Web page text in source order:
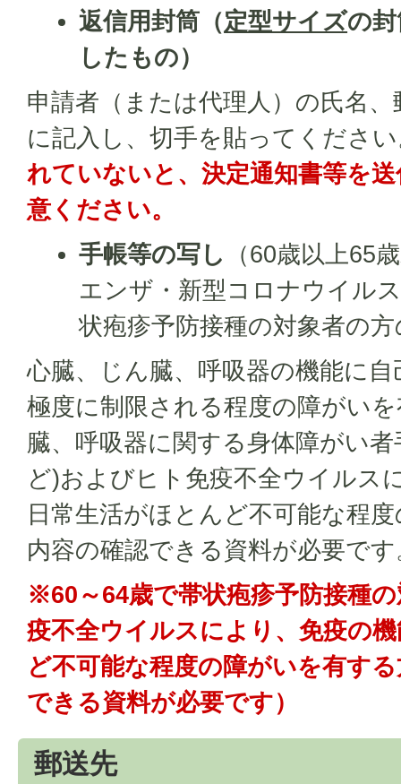
返信用封筒（定型サイズの
したもの）
申請者（または代理人）の氏名
に記入し、切手を貼ってくださ
れていないと、決定通知書等を
意ください。
手帳等の写し
（60歳以上65
エンザ・新型コロナウイル
状疱疹予防接種の対象者の
心臓、じん臓、呼吸器の機能に
極度に制限される程度の障がい
臓、呼吸器に関する身体障がい
ど)およびヒト免疫不全ウイルス
日常生活がほとんど不可能な程
内容の確認できる資料が必要です
※60～64歳で帯状疱疹予防接種
疫不全ウイルスにより、免疫の
ど不可能な程度の障がいを有す
できる資料が必要です）
郵送先